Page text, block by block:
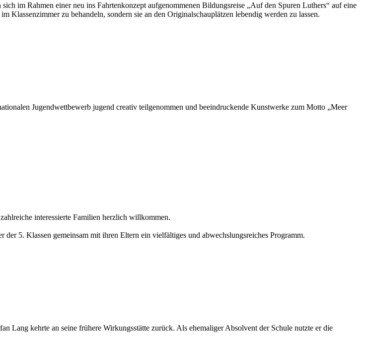
im Rahmen einer neu ins Fahrtenkonzept aufgenommenen Bildungsreise „Auf den Spuren Luthers“ auf eine
Klassenzimmer zu behandeln, sondern sie an den Originalschauplätzen lebendig werden zu lassen.
Jugendwettbewerb jugend creativ teilgenommen und beeindruckende Kunstwerke zum Motto „Meer
interessierte Familien herzlich willkommen.
5. Klassen gemeinsam mit ihren Eltern ein vielfältiges und abwechslungsreiches Programm.
Lang kehrte an seine frühere Wirkungsstätte zurück. Als ehemaliger Absolvent der Schule nutzte er die